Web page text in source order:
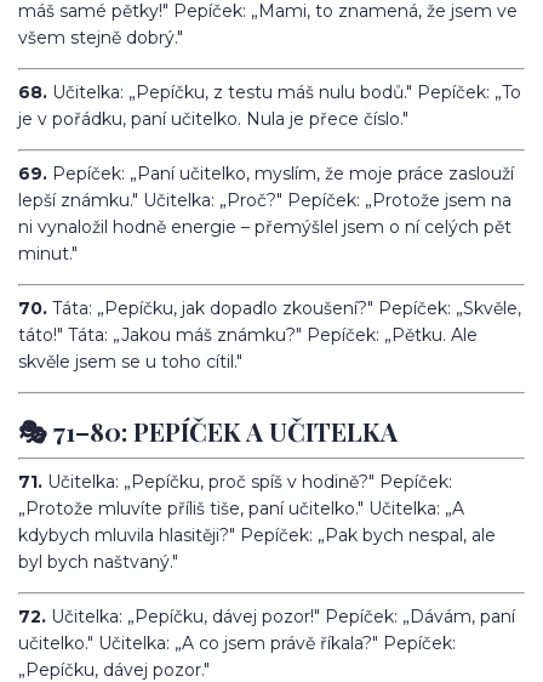
máš samé pětky!" Pepíček: „Mami, to znamená, že jsem ve
všem stejně dobrý."
68. Učitelka: „Pepíčku, z testu máš nulu bodů." Pepíček: „To
je v pořádku, paní učitelko. Nula je přece číslo."
69. Pepíček: „Paní učitelko, myslím, že moje práce zaslouží
lepší známku." Učitelka: „Proč?" Pepíček: „Protože jsem na
ni vynaložil hodně energie – přemýšlel jsem o ní celých pět
minut."
70. Táta: „Pepíčku, jak dopadlo zkoušení?" Pepíček: „Skvěle,
táto!" Táta: „Jakou máš známku?" Pepíček: „Pětku. Ale
skvěle jsem se u toho cítil."
🎭 71–80: PEPÍČEK A UČITELKA
71. Učitelka: „Pepíčku, proč spíš v hodině?" Pepíček:
„Protože mluvíte příliš tiše, paní učitelko." Učitelka: „A
kdybych mluvila hlasitěji?" Pepíček: „Pak bych nespal, ale
byl bych naštvaný."
72. Učitelka: „Pepíčku, dávej pozor!" Pepíček: „Dávám, paní
učitelko." Učitelka: „A co jsem právě říkala?" Pepíček:
„Pepíčku, dávej pozor."